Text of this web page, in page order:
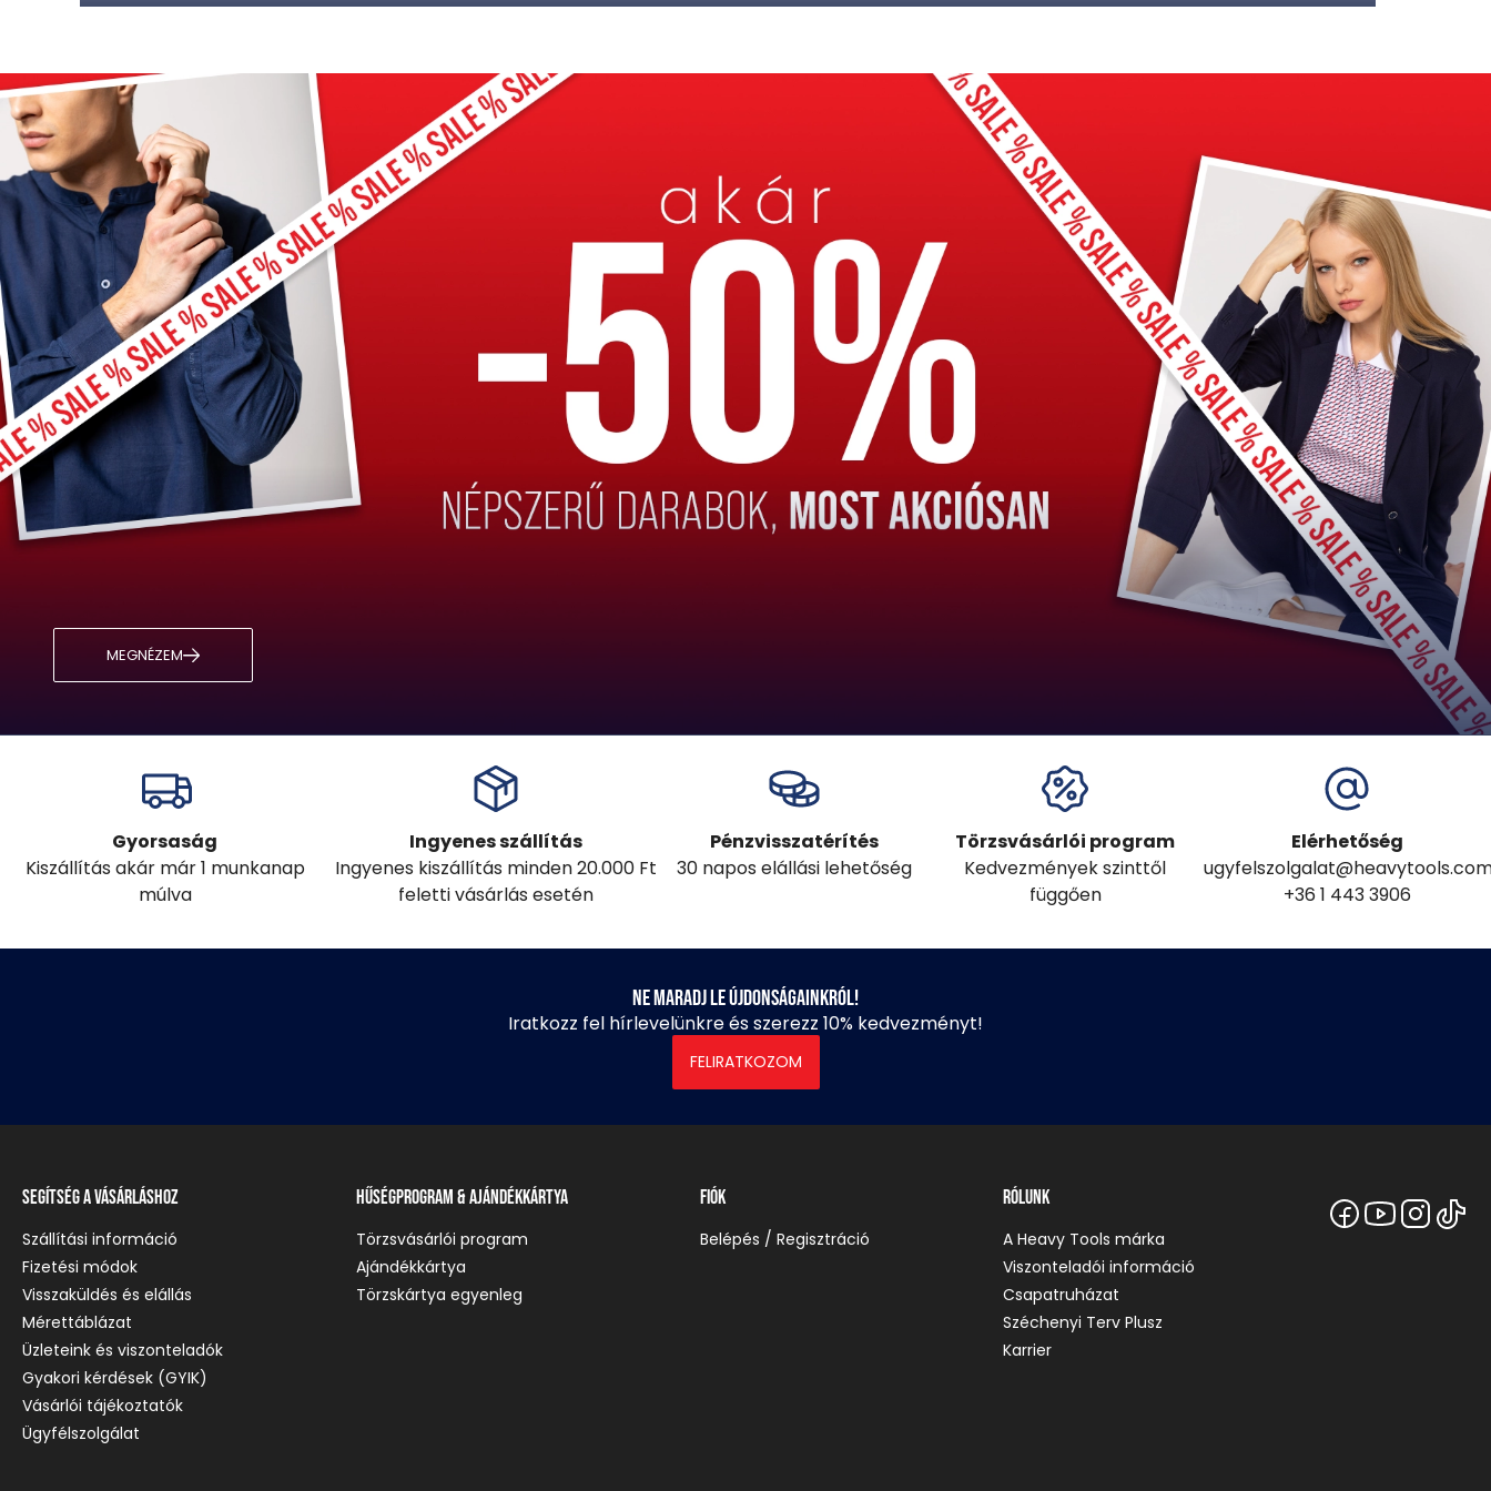
MEGNÉZEM
Gyorsaság
Kiszállítás akár már 1 munkanap
múlva
Ingyenes szállítás
Ingyenes kiszállítás minden 20.000 Ft
feletti vásárlás esetén
Pénzvisszatérítés
30 napos elállási lehetőség
Törzsvásárlói program
Kedvezmények szinttől
függően
Elérhetőség
+36 1 443 3906
Ne maradj le újdonságainkról!
Iratkozz fel hírlevelünkre és szerezz 10% kedvezményt!
FELIRATKOZOM
Segítség a vásárláshoz
Szállítási információ
Fizetési módok
Visszaküldés és elállás
Mérettáblázat
Üzleteink és viszonteladók
Gyakori kérdések (GYIK)
Vásárlói tájékoztatók
Ügyfélszolgálat
Hűségprogram & Ajándékkártya
Törzsvásárlói program
Ajándékkártya
Törzskártya egyenleg
Fiók
Belépés / Regisztráció
Rólunk
A Heavy Tools márka
Viszonteladói információ
Csapatruházat
Széchenyi Terv Plusz
Karrier